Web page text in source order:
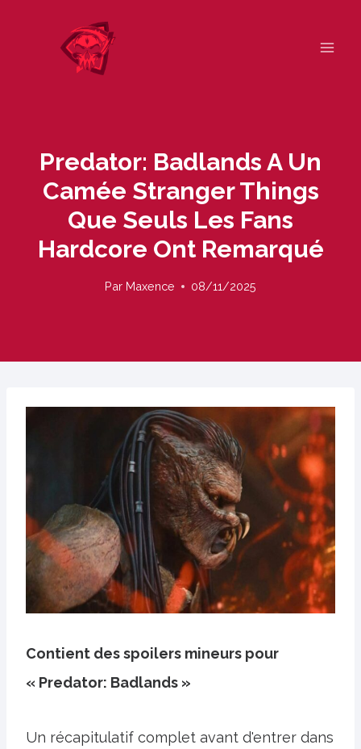
Predator: Badlands A Un
Camée Stranger Things
Que Seuls Les Fans
Hardcore Ont Remarqué
Par Maxence 08/11/2025
Contient des spoilers mineurs pour
« Predator: Badlands »
Un récapitulatif complet avant d'entrer dans